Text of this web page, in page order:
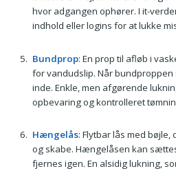
hvor adgangen ophører. I it-
indhold eller logins for at lukke
Bundprop: En prop til afløb i
for vandudslip. Når
inde. Enkle, men afgørende
opbevaring og kontrolleret
Hængelås: Flytbar lås med
og skabe. Hængelåsen kan
fjernes igen. En alsidig lukning,